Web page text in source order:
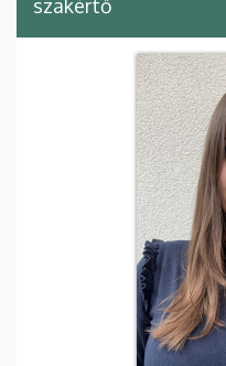
szakértő